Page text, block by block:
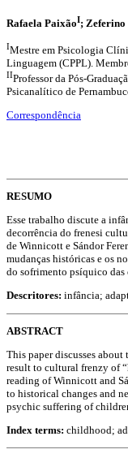
Rafaela PaixãoI; Zeferino
IMestre em Psicologia
Linguagem (CPPL).
IIProfessor da Pós-
Psicanalítico de
Correspondência
RESUMO
Esse trabalho discute a
decorrência do frenesi
de Winnicott e Sándor
mudanças históricas e os
do sofrimento psíquico
Descritores: infância;
ABSTRACT
This paper discusses
result to cultural frenzy of
reading of Winnicott and
to historical changes and
psychic suffering of
Index terms: childhood;